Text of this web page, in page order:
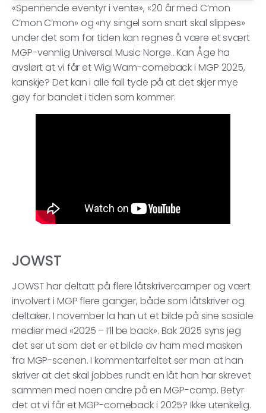
«Spennende eventyr i vente», «20 år med C’mon
C’mon C’mon» og «ny singel som snart skal slippes»
under det som for tiden kan regnes å være et svært
MGP-vennlig Universal Music Norge.. Kan Åge ha
avslørt at vi får et Wig Wam-comeback i MGP 2025,
kanskje? Det kan i alle fall tyde på at det skjer mye
gøy for bandet i tiden som kommer.
JOWST
JOWST har deltatt på flere låtskrivercamper og vært
involvert i MGP flere ganger, både som låtskriver og
deltaker. I november la han ut et bilde på sine sosiale
medier med «2025 – I’ll be back». Bak 2025 syns jeg
det ser ut som det er et bilde av ham med masken
fra MGP-scenen. I kommentarfeltet ser man at han
skriver at det skal jobbes rundt en låt han har skrevet
sammen med noen andre på en MGP-camp. Betyr
det at vi får et MGP-comeback i 2025? Ikke utenkelig.